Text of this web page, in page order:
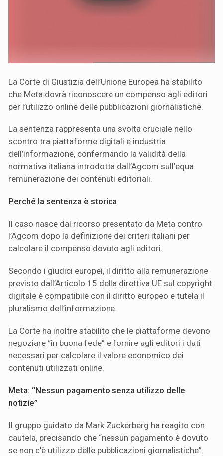
La Corte di Giustizia dell’Unione Europea ha stabilito
che Meta dovrà riconoscere un compenso agli editori
per l’utilizzo online delle pubblicazioni giornalistiche.
La sentenza rappresenta una svolta cruciale nello
scontro tra piattaforme digitali e industria
dell’informazione, confermando la validità della
normativa italiana introdotta dall’Agcom sull’equa
remunerazione dei contenuti editoriali.
Perché la sentenza è storica
Il caso nasce dal ricorso presentato da Meta contro
l’Agcom dopo la definizione dei criteri italiani per
calcolare il compenso dovuto agli editori.
Secondo i giudici europei, il diritto alla remunerazione
previsto dall’Articolo 15 della direttiva UE sul copyright
digitale è compatibile con il diritto europeo e tutela il
pluralismo dell’informazione.
La Corte ha inoltre stabilito che le piattaforme devono
negoziare “in buona fede” e fornire agli editori i dati
necessari per calcolare il valore economico dei
contenuti utilizzati online.
Meta: “Nessun pagamento senza utilizzo delle
notizie”
Il gruppo guidato da Mark Zuckerberg ha reagito con
cautela, precisando che “nessun pagamento è dovuto
se non c’è utilizzo delle pubblicazioni giornalistiche”.